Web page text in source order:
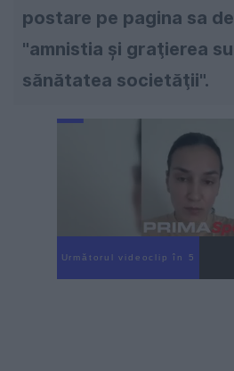
postare pe pagina sa
"amnistia şi graţierea
sănătatea societăţii".
Următorul videoclip în 4